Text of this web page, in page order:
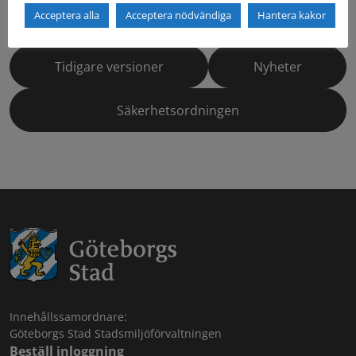
Dokumentbibliotek Kontaktlista
Tidigare versioner Nyheter
Säkerhetsordningen
Innehållssamordnare:
Göteborgs Stad Stadsmiljöförvaltningen
Beställ inloggning
Acceptera alla Acceptera nödvändiga Hantera kakor